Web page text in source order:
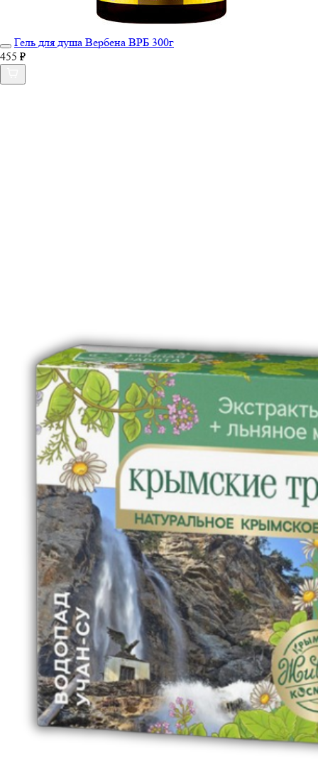
Гель для душа Вербена ВРБ 300г
455 ₽